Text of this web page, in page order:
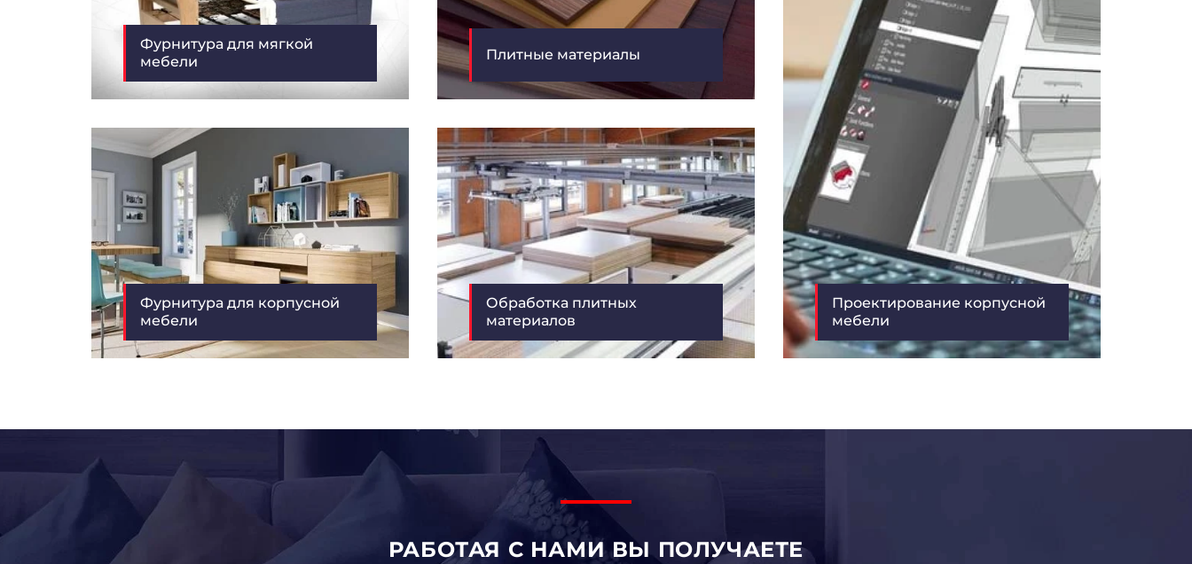
Фурнитура для мягкой
мебели
Плитные материалы
Проектирование корпусной
мебели
Фурнитура для корпусной
мебели
Обработка плитных
материалов
РАБОТАЯ С НАМИ ВЫ ПОЛУЧАЕТЕ